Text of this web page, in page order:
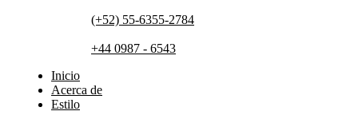
(+52) 55-6355-2784
+44 0987 - 6543
Inicio
Acerca de
Estilo